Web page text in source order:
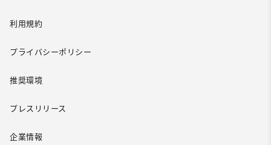
利用規約
プライバシーポリシー
推奨環境
プレスリリース
企業情報